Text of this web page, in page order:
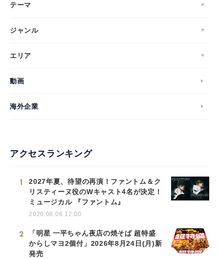
テーマ
ジャンル
エリア
動画
海外企業
アクセスランキング
1
2027年夏、待望の再演！ファントム＆ク
リスティーヌ役のWキャスト4名が決定！
ミュージカル 『ファントム』
2026.08.06 12:00
2
「明星 一平ちゃん夜店の焼そば 超特盛
からしマヨ2個付」2026年8月24日(月)新
発売